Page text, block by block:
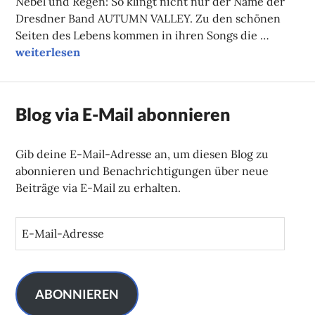
Dresdner Band AUTUMN VALLEY. Zu den schönen
Seiten des Lebens kommen in ihren Songs die …
Herbstliche Klänge
weiterlesen
Blog via E-Mail abonnieren
Gib deine E-Mail-Adresse an, um diesen Blog zu
abonnieren und Benachrichtigungen über neue
Beiträge via E-Mail zu erhalten.
i
l
ABONNIEREN